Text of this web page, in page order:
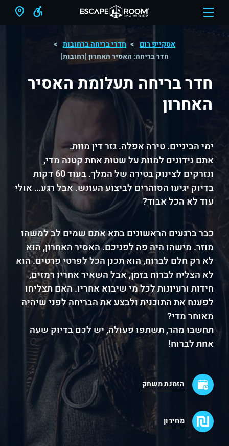
אסקייפ רום
חדרי בריחה ברחובות
חדר בריחה: האסיר האחרון |רחובות|
חדר בריחה תעלומת האסיר
האחרון
ימי הביניים. טירה אפלה. גזר דין מוות.
אתם נידונים למוות על שטות אחת קטנה מדי,
ונזרקים לצינוק בטירה של המלך. בעוד 60 דקות
בדיוק יגיעו הסוהרים לביצוע העונש. אבל רגע… אולי
עוד לא הכל אבוד?
כבר ברגעים הראשונים בתא אתם שמים לב למשהו
מוזר. מישהו היה פה לפניכם. האסיר האחרון, הוא
לא רק חלם לברוח, הוא תכנן הכל לפרטי פרטים. הוא
לא הצליח לברוח בזמן, אבל השאיר אחריו רמזים,
חידות ורעיונות לכל מי שיבוא אחריו. האם תצליחו
לפענח את התוכנית ולבצע את הבריחה לפני שיהיה
מאוחר מדי?
תחשבו מהר, תשתפו פעולה, יש לכם בדיוק שעה
אחת לברוח!
הזמנת משחק
מחירון